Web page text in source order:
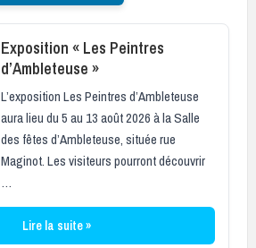
Exposition « Les Peintres
d’Ambleteuse »
L’exposition Les Peintres d’Ambleteuse
aura lieu du 5 au 13 août 2026 à la Salle
des fêtes d’Ambleteuse, située rue
Maginot. Les visiteurs pourront découvrir
…
Lire la suite »